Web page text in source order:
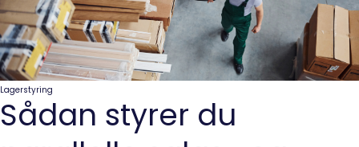
Lagerstyring
Sådan styrer du